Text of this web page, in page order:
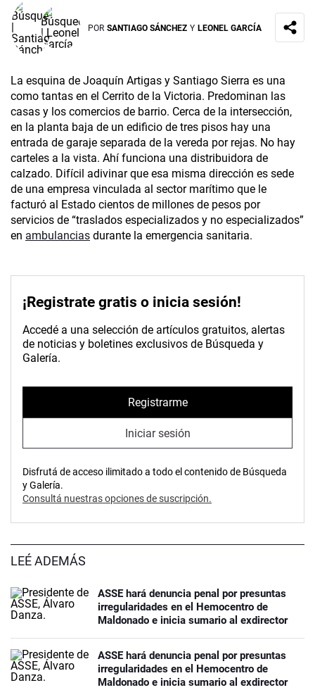
POR SANTIAGO SÁNCHEZ Y LEONEL GARCÍA
La esquina de Joaquín Artigas y Santiago Sierra es una
como tantas en el Cerrito de la Victoria. Predominan las
casas y los comercios de barrio. Cerca de la intersección,
en la planta baja de un edificio de tres pisos hay una
entrada de garaje separada de la vereda por rejas. No hay
carteles a la vista. Ahí funciona una distribuidora de
calzado. Difícil adivinar que esa misma dirección es sede
de una empresa vinculada al sector marítimo que le
facturó al Estado cientos de millones de pesos por
servicios de “traslados especializados y no especializados”
en ambulancias durante la emergencia sanitaria.
¡Registrate gratis o inicia sesión!
Accedé a una selección de artículos gratuitos, alertas
de noticias y boletines exclusivos de Búsqueda y
Galería.
Registrarme
Iniciar sesión
Disfrutá de acceso ilimitado a todo el contenido de Búsqueda
y Galería.
Consultá nuestras opciones de suscripción.
LEÉ ADEMÁS
ASSE hará denuncia penal por presuntas
irregularidades en el Hemocentro de
Maldonado e inicia sumario al exdirector
ASSE hará denuncia penal por presuntas
irregularidades en el Hemocentro de
Maldonado e inicia sumario al exdirector